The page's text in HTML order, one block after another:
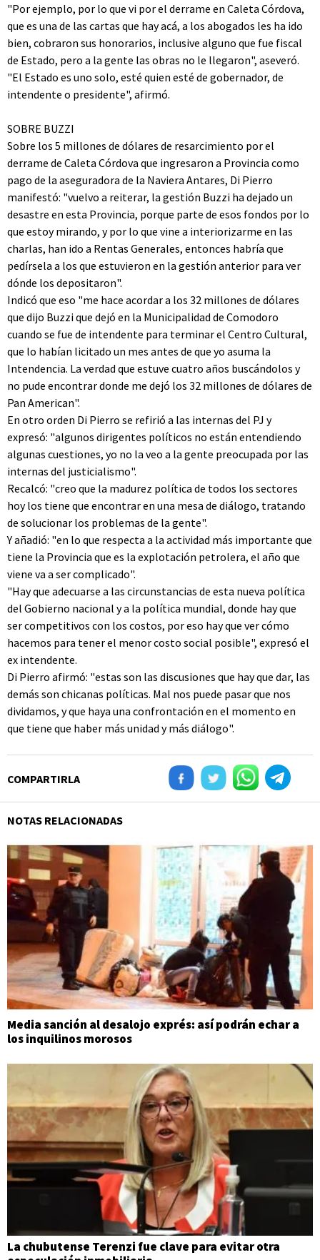
"Por ejemplo, por lo que vi por el derrame en Caleta Córdova,
que es una de las cartas que hay acá, a los abogados les ha ido
bien, cobraron sus honorarios, inclusive alguno que fue fiscal
de Estado, pero a la gente las obras no le llegaron", aseveró.
"El Estado es uno solo, esté quien esté de gobernador, de
intendente o presidente", afirmó.
SOBRE BUZZI
Sobre los 5 millones de dólares de resarcimiento por el
derrame de Caleta Córdova que ingresaron a Provincia como
pago de la aseguradora de la Naviera Antares, Di Pierro
manifestó: "vuelvo a reiterar, la gestión Buzzi ha dejado un
desastre en esta Provincia, porque parte de esos fondos por lo
que estoy mirando, y por lo que vine a interiorizarme en las
charlas, han ido a Rentas Generales, entonces habría que
pedírsela a los que estuvieron en la gestión anterior para ver
dónde los depositaron".
Indicó que eso "me hace acordar a los 32 millones de dólares
que dijo Buzzi que dejó en la Municipalidad de Comodoro
cuando se fue de intendente para terminar el Centro Cultural,
que lo habían licitado un mes antes de que yo asuma la
Intendencia. La verdad que estuve cuatro años buscándolos y
no pude encontrar donde me dejó los 32 millones de dólares de
Pan American".
En otro orden Di Pierro se refirió a las internas del PJ y
expresó: "algunos dirigentes políticos no están entendiendo
algunas cuestiones, yo no la veo a la gente preocupada por las
internas del justicialismo".
Recalcó: "creo que la madurez política de todos los sectores
hoy los tiene que encontrar en una mesa de diálogo, tratando
de solucionar los problemas de la gente".
Y añadió: "en lo que respecta a la actividad más importante que
tiene la Provincia que es la explotación petrolera, el año que
viene va a ser complicado".
"Hay que adecuarse a las circunstancias de esta nueva política
del Gobierno nacional y a la política mundial, donde hay que
ser competitivos con los costos, por eso hay que ver cómo
hacemos para tener el menor costo social posible", expresó el
ex intendente.
Di Pierro afirmó: "estas son las discusiones que hay que dar, las
demás son chicanas políticas. Mal nos puede pasar que nos
dividamos, y que haya una confrontación en el momento en
que tiene que haber más unidad y más diálogo".
COMPARTIRLA
NOTAS RELACIONADAS
Media sanción al desalojo exprés: así podrán echar a
los inquilinos morosos
La chubutense Terenzi fue clave para evitar otra